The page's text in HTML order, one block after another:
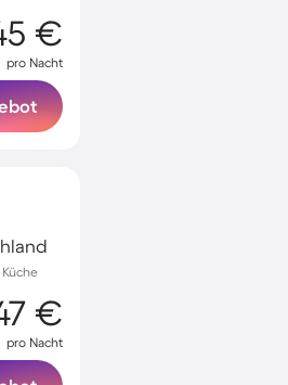
€
pro Nacht
€
pro Nacht